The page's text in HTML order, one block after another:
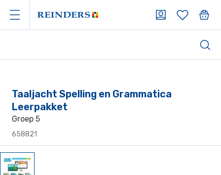
Taaljacht Spelling en Grammatica
Leerpakket
Groep 5
658821